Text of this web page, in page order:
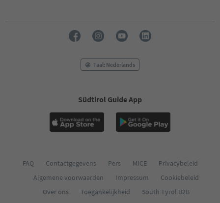
Taal: Nederlands
Südtirol Guide App
FAQ Contactgegevens Pers MICE
Privacybeleid
Algemene voorwaarden
Impressum
Cookiebeleid
Over ons
Toegankelijkheid South Tyrol B2B